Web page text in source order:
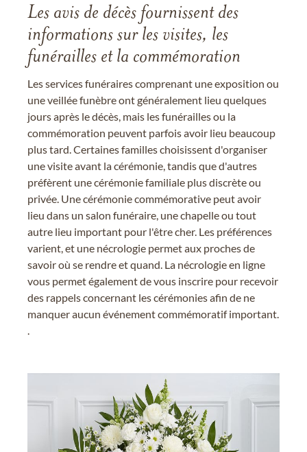
Les avis de décès fournissent des
informations sur les visites, les
funérailles et la commémoration
Les services funéraires comprenant une exposition ou
une veillée funèbre ont généralement lieu quelques
jours après le décès, mais les funérailles ou la
commémoration peuvent parfois avoir lieu beaucoup
plus tard. Certaines familles choisissent d'organiser
une visite avant la cérémonie, tandis que d'autres
préfèrent une cérémonie familiale plus discrète ou
privée. Une cérémonie commémorative peut avoir
lieu dans un salon funéraire, une chapelle ou tout
autre lieu important pour l'être cher. Les préférences
varient, et une nécrologie permet aux proches de
savoir où se rendre et quand. La nécrologie en ligne
vous permet également de vous inscrire pour recevoir
des rappels concernant les cérémonies afin de ne
manquer aucun événement commémoratif important.